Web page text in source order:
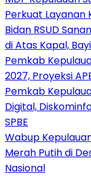
Perkuat Layanan
Bidan RSUD
di Atas Kapal,
Pemkab
2027, Proyeksi
Pemkab
Digital,
SPBE
Wabup
Merah Putih di
Nasional